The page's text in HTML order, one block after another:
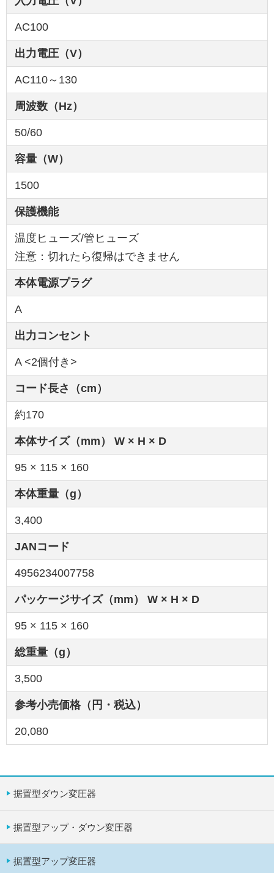
AC100
出力電圧（V）
AC110～130
周波数（Hz）
50/60
容量（W）
1500
保護機能
温度ヒューズ/管ヒューズ
注意：切れたら復帰はできません
本体電源プラグ
A
出力コンセント
A <2個付き>
コード長さ（cm）
約170
本体サイズ（mm） W × H × D
95 × 115 × 160
本体重量（g）
3,400
JANコード
4956234007758
パッケージサイズ（mm） W × H × D
95 × 115 × 160
総重量（g）
3,500
参考小売価格（円・税込）
20,080
据置型ダウン変圧器
据置型アップ・ダウン変圧器
据置型アップ変圧器